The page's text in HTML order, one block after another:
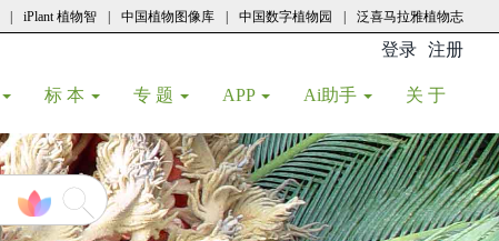
iPlant 植物智 中国植物图像库 中国数字植物园 泛喜马拉雅植物志
登录 注册
标 本 专 题 APP Ai助手 关 于